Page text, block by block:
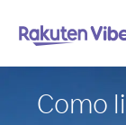
Como